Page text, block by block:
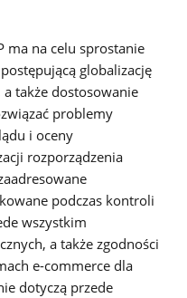
ma na celu sprostanie
globalizację
także dostosowanie
problemy
i oceny
rozporządzenia
podczas kontroli
wszystkim
a także zgodności
e-commerce dla
dotyczą przede